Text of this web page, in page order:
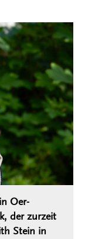
Oer-
der zurzeit
Stein in